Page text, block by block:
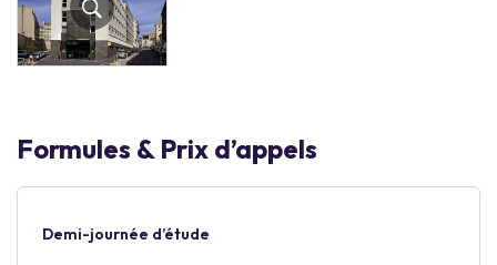
Formules & Prix d’appels
Demi-journée d’étude